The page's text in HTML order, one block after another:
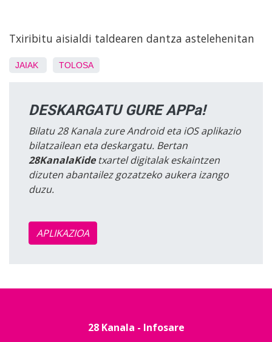
Txiribitu aisialdi taldearen dantza astelehenitan
JAIAK TOLOSA
DESKARGATU GURE APPa!
Bilatu 28 Kanala zure Android eta iOS aplikazio
bilatzailean eta deskargatu. Bertan
28KanalaKidetxartel digitalak eskaintzen
dizuten abantailez gozatzeko aukera izango
duzu.
APLIKAZIOA
28 Kanala - Infosare